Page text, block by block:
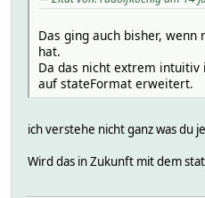
Das ging auch bisher, wenn
hat.
Da das nicht extrem intuitiv
auf stateFormat erweitert.
ich verstehe nicht ganz was du
Wird das in Zukunft mit dem